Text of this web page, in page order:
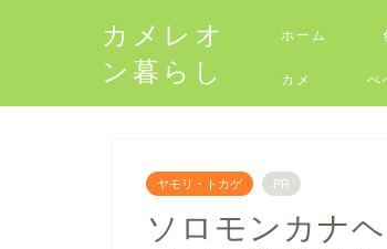
カメレオ
ン暮らし
ホーム
カメ ぺ
ヤモリ・トカゲ PR
ソロモンカナ